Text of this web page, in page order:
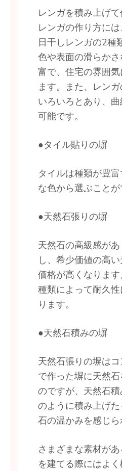
レンガを積み上げて
レンガの作り方に
日干しレンガの2種
色や表面の滑らか
富で、住宅の雰囲
ます。また、レン
いろいろとあり、
可能です。
●タイル貼りの塀
タイルは種類が豊
な色から選ぶことが
●天然石張りの塀
天然石の高級感が
し、希少価値の高
価格が高くなりま
種類によって耐久
ります。
●天然石積みの塀
天然石張りの塀は
で作った塀に天然
のですが、天然石
のように積み上げ
石の温かみを感じら
さまざまな素材が
を建てる際にはよ